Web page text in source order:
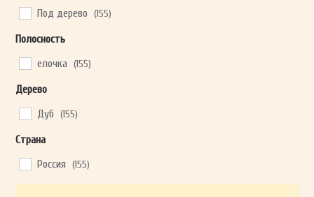
Под дерево
(155)
Полосность
елочка
(155)
Дерево
Дуб
(155)
Страна
Россия
(155)